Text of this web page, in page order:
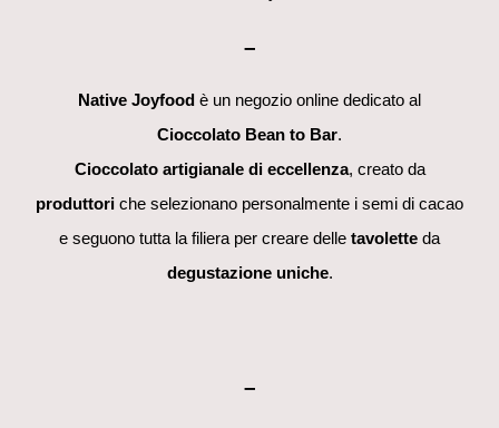
–
Native Joyfood è un negozio online dedicato al
Cioccolato Bean to Bar.
Cioccolato artigianale di eccellenza, creato da
produttori che selezionano personalmente i semi di cacao
e seguono tutta la filiera per creare delle tavolette da
degustazione uniche.
–